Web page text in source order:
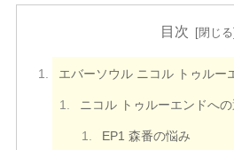
目次
エバーソウル ニコル トゥルー
ニコル トゥルーエンドへ
EP1 森番の悩み